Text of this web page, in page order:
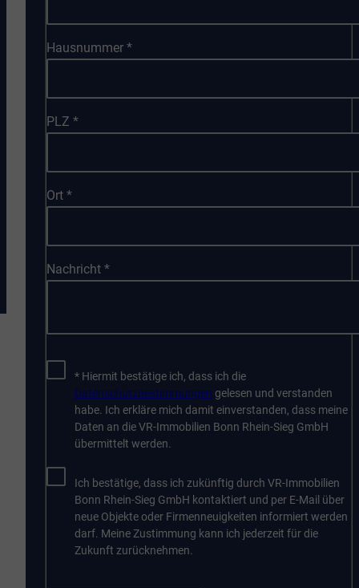
Hausnummer*
PLZ*
Ort*
Nachricht*
* Hiermit bestätige ich, dass ich die
Datenschutzbestimmungen gelesen und verstanden
habe. Ich erkläre mich damit einverstanden, dass meine
Daten an die VR-Immobilien Bonn Rhein-Sieg GmbH
übermittelt werden.
Ich bestätige, dass ich zukünftig durch VR-Immobilien
Bonn Rhein-Sieg GmbH kontaktiert und per E-Mail über
neue Objekte oder Firmenneuigkeiten informiert werden
darf. Meine Zustimmung kann ich jederzeit für die
Zukunft zurücknehmen.